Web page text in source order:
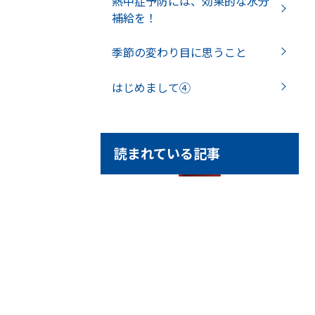
補給を！
季節の変わり目に思うこと
はじめまして④
読まれている記事